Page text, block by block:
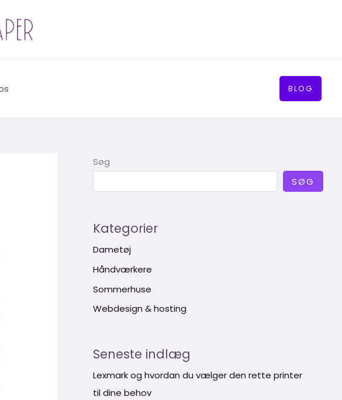
BLOG
Søg
SØG
Kategorier
Dametøj
Håndværkere
Sommerhuse
Webdesign & hosting
Seneste indlæg
Lexmark og hvordan du vælger den rette printer
til dine behov